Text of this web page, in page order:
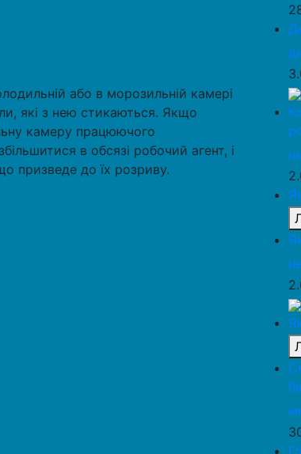
або в морозильній камері
які з нею стикаються. Якщо
камеру працюючого
в обсязі робочий агент, і
призведе до їх розриву.